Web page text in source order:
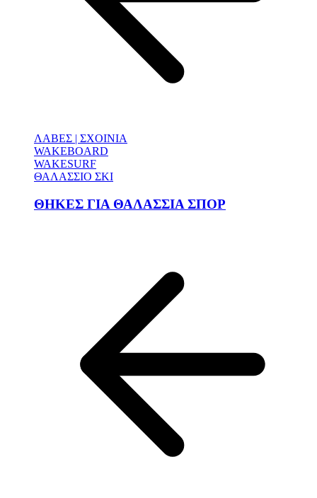
ΛΑΒΕΣ | ΣΧΟΙΝΙΑ
WAKEBOARD
WAKESURF
ΘΑΛΑΣΣΙΟ ΣΚΙ
ΘΗΚΕΣ ΓΙΑ ΘΑΛΑΣΣΙΑ ΣΠΟΡ